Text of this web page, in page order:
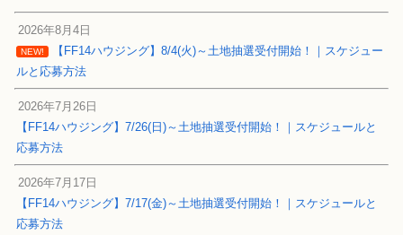
2026年8月4日
NEW!
【FF14ハウジング】8/4(火)～土地抽選受付開始！｜スケジュー
ルと応募方法
2026年7月26日
【FF14ハウジング】7/26(日)～土地抽選受付開始！｜スケジュールと
応募方法
2026年7月17日
【FF14ハウジング】7/17(金)～土地抽選受付開始！｜スケジュールと
応募方法